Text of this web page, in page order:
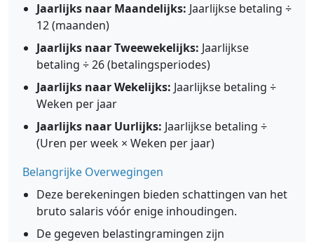
Jaarlijks naar Maandelijks: Jaarlijkse betaling ÷
12 (maanden)
Jaarlijks naar Tweewekelijks: Jaarlijkse
betaling ÷ 26 (betalingsperiodes)
Jaarlijks naar Wekelijks: Jaarlijkse betaling ÷
Weken per jaar
Jaarlijks naar Uurlijks: Jaarlijkse betaling ÷
(Uren per week × Weken per jaar)
Belangrijke Overwegingen
Deze berekeningen bieden schattingen van het
bruto salaris vóór enige inhoudingen.
De gegeven belastingramingen zijn